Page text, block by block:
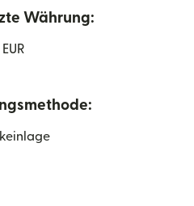
Währung:
EUR